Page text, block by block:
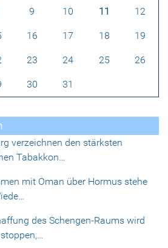
9 10 11 12
16 17 18 19
23 24 25 26
30 31
verzeichnen den stärksten
Tabakkon…
mit Oman über Hormus stehe
des Schengen-Raums wird